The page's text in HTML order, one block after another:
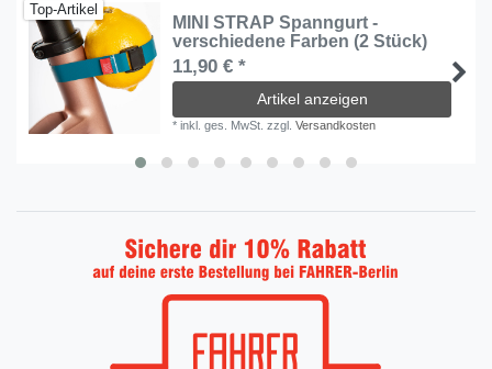
Top-Artikel
MINI STRAP Spanngurt -
verschiedene Farben (2 Stück)
11,90 € *
Artikel anzeigen
*inkl. ges. MwSt. zzgl.Versandkosten